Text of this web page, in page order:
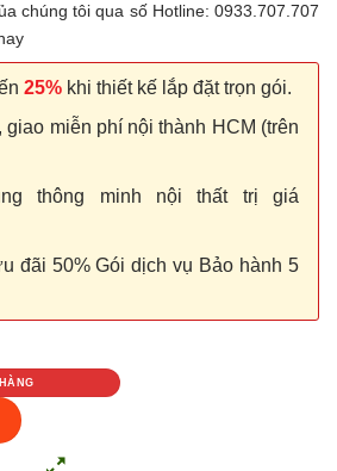
chúng tôi qua số Hotline: 0933.707.707
25% khi thiết kế lắp đặt trọn gói.
giao miễn phí nội thành HCM (trên
thông minh nội thất trị giá
đãi 50% Gói dịch vụ Bảo hành 5
lượng